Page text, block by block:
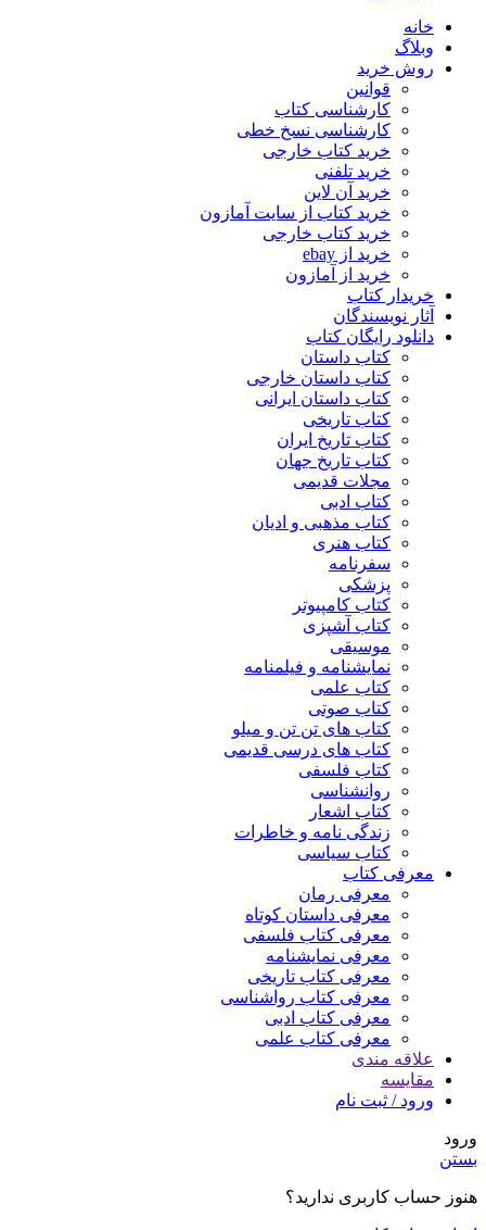
خانه
وبلاگ
روش خرید
قوانین
کارشناسی کتاب
کارشناسی نسخ خطی
خرید کتاب خارجی
خرید تلفنی
خرید آن لاین
خرید کتاب از سایت آمازون
خرید کتاب خارجی
خرید از ebay
خرید از آمازون
خریدار کتاب
آثار نویسندگان
دانلود رایگان کتاب
کتاب داستان
کتاب داستان خارجی
کتاب داستان ایرانی
کتاب تاریخی
کتاب تاریخ ایران
کتاب تاریخ جهان
مجلات قدیمی
کتاب ادبی
کتاب مذهبی و ادیان
کتاب هنری
سفرنامه
پزشکی
کتاب کامپیوتر
کتاب آشپزی
موسیقی
نمایشنامه و فیلمنامه
کتاب علمی
کتاب صوتی
کتاب های تن تن و میلو
کتاب های درسی قدیمی
کتاب فلسفی
روانشناسی
کتاب اشعار
زندگی نامه و خاطرات
کتاب سیاسی
معرفی کتاب
معرفی رمان
معرفی داستان کوتاه
معرفی کتاب فلسفی
معرفی نمایشنامه
معرفی کتاب تاریخی
معرفی کتاب رواشناسی
معرفی کتاب ادبی
معرفی کتاب علمی
علاقه مندی
مقایسه
ورود / ثبت نام
ورود
بستن
هنوز حساب کاربری ندارید؟